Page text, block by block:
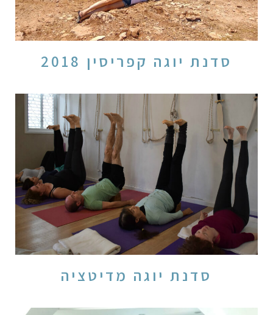
סדנת יוגה קפריסין 2018
סדנת יוגה מדיטציה